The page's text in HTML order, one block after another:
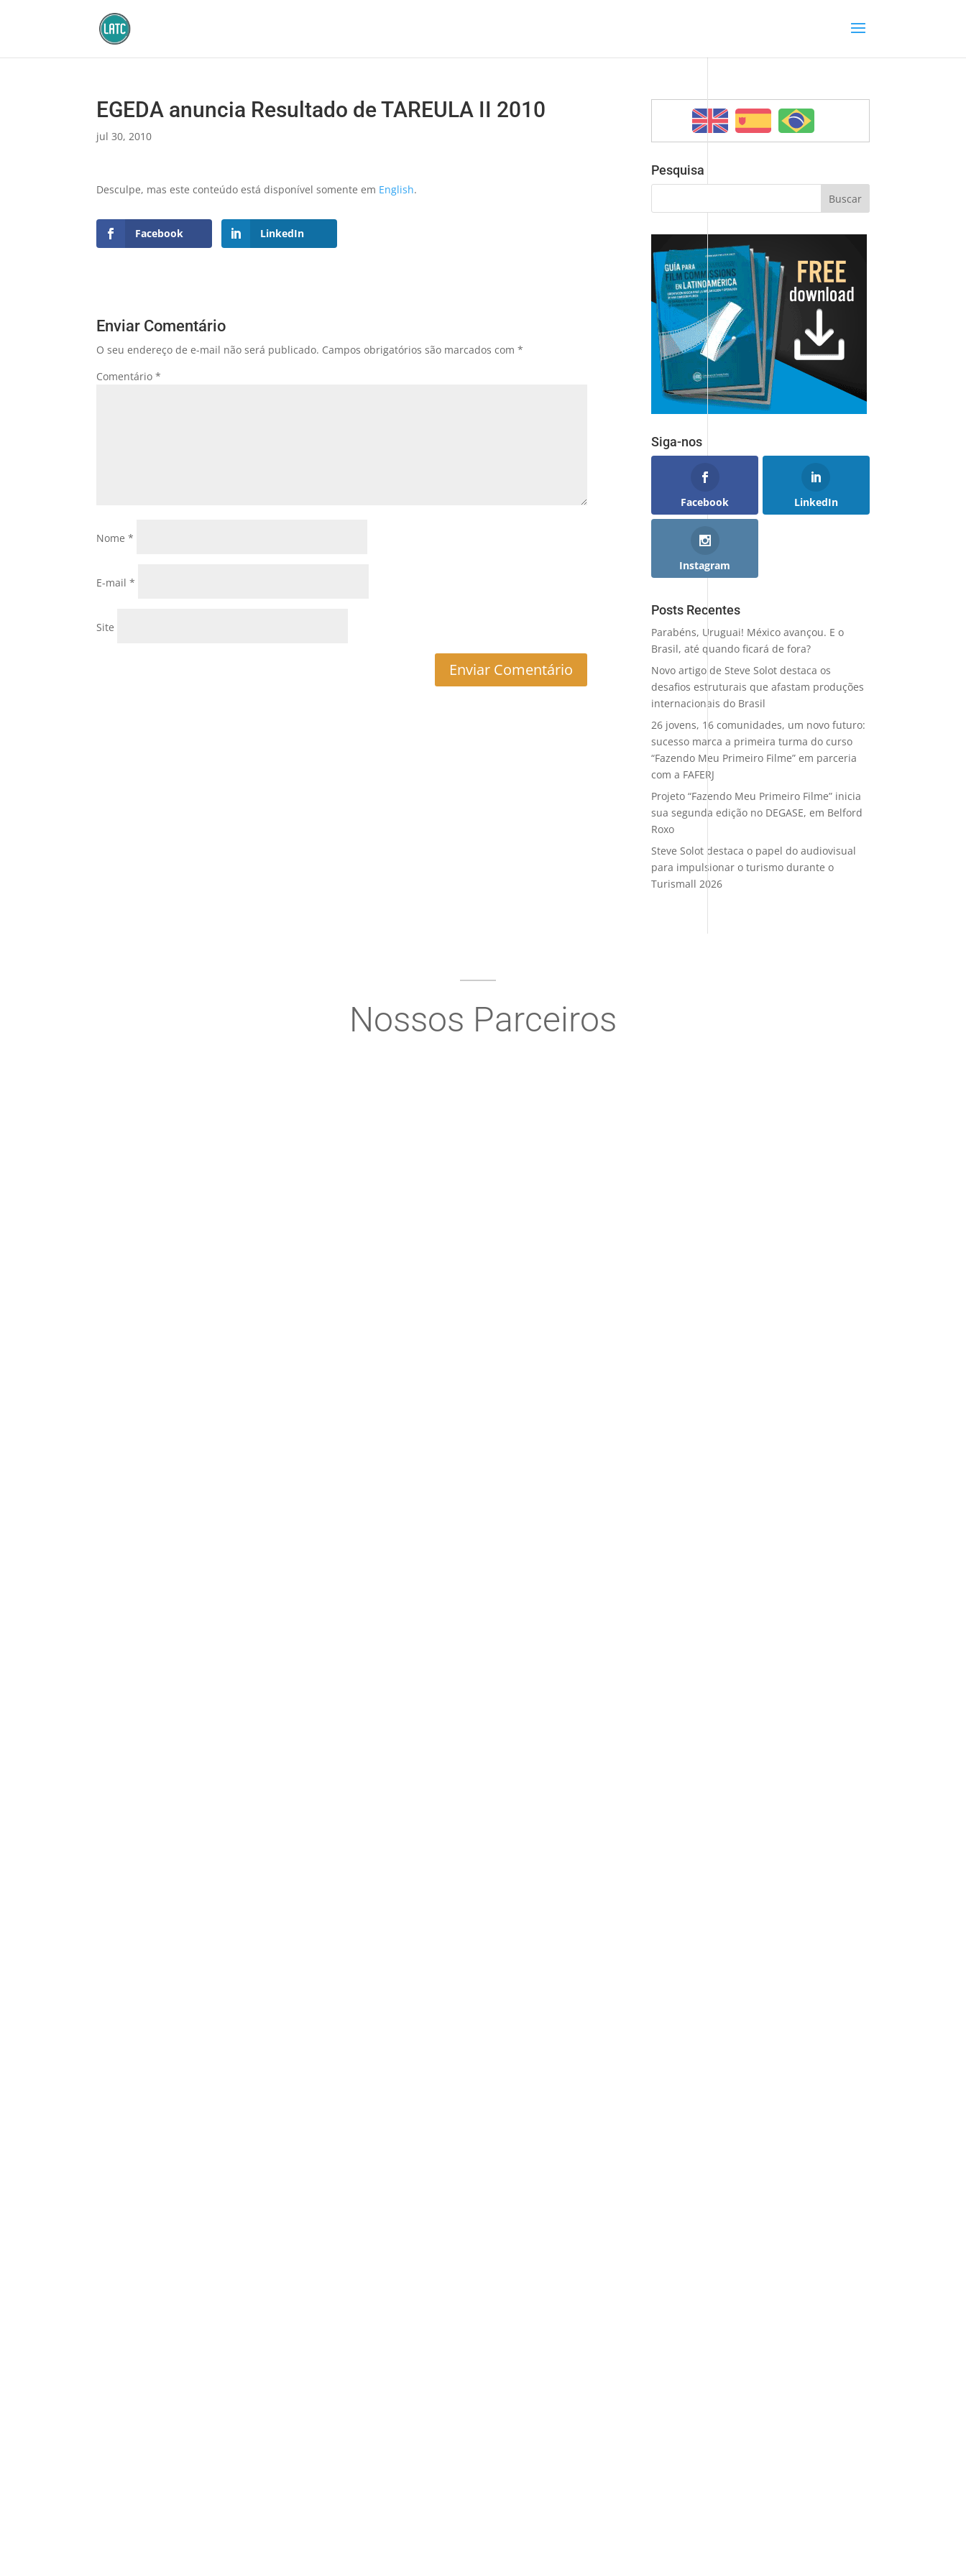
EGEDA anuncia Resultado de TAREULA II 2010
jul 30, 2010
Desculpe, mas este conteúdo está disponível somente em English.
Facebook LinkedIn
Enviar Comentário
O seu endereço de e-mail não será publicado. Campos obrigatórios são marcados com*
Comentário*
Nome*
E-mail*
Site
Pesquisa
Siga-nos
Facebook LinkedIn
Instagram
Posts Recentes
Parabéns, Uruguai! México avançou. E o
Brasil, até quando ficará de fora?
Novo artigo de Steve Solot destaca os
desafios estruturais que afastam produções
internacionais do Brasil
26 jovens, 16 comunidades, um novo futuro:
sucesso marca a primeira turma do curso
“Fazendo Meu Primeiro Filme” em parceria
com a FAFERJ
Projeto “Fazendo Meu Primeiro Filme” inicia
sua segunda edição no DEGASE, em Belford
Roxo
Steve Solot destaca o papel do audiovisual
para impulsionar o turismo durante o
Turismall 2026
Nossos Parceiros